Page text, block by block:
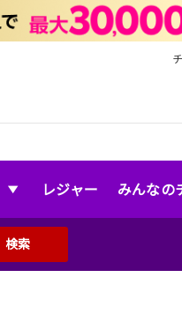
レジャー みんなの
検索